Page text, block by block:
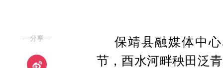
—分享—
保靖县融媒体中
节，酉水河畔秧田泛